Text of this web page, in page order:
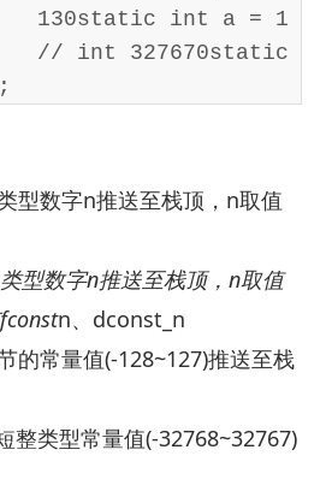
130static int a = 1
// int 327670static
型数字n推送至栈顶，n取值
型数字n推送至栈顶，n取值
n、dconst_n
的常量值(-128~127)推送至栈
整类型常量值(-32768~32767)